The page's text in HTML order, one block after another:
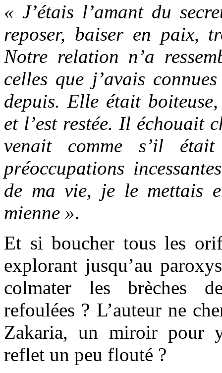
« J’étais l’amant du
reposer, baiser en paix,
Notre relation n’a
celles que j’avais
depuis. Elle était
et l’est restée. Il échouait
venait comme s’il
préoccupations
de ma vie, je le mettais
mienne ».
Et si boucher tous les
explorant jusqu’au
colmater les brèches
refoulées ? L’auteur ne
Zakaria, un miroir pour
reflet un peu flouté ?